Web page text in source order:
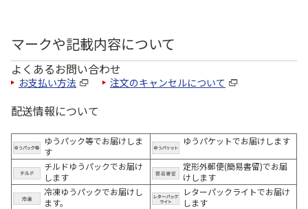
マークや記載内容について
よくあるお問い合わせ
お支払い方法 注文のキャンセルについて
配送情報について
ゆうパック等でお届けしま
す
ゆうパケットでお届けします
チルドゆうパックでお届け
します
定形外郵便(簡易書留)でお届
けします
冷凍ゆうパックでお届けし
ます。
レターパックライトでお届け
します